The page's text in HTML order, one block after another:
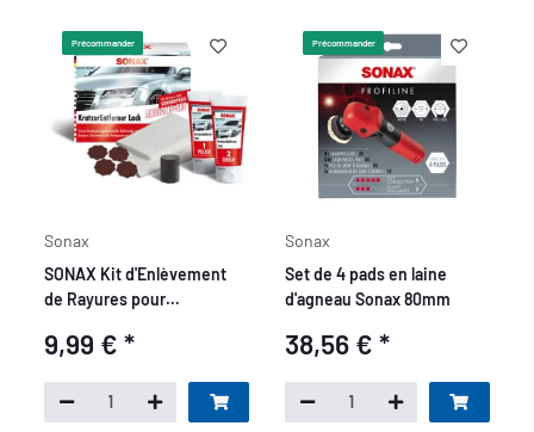
Précommander
Sonax
SONAX Kit d'Enlèvement
de Rayures pour
9,99 €*
Précommander
Sonax
Set de 4 pads en laine
d'agneau Sonax 80mm
38,56 € *